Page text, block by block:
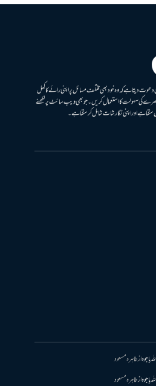
دعوت دیتا ہے کہ وہ خود بھی مختلف مسائل پر اپنی رائے کا کھل
کی سہولت کا استعمال کریں۔ جو بھی ویب سائٹ پر لکھنے
سکتا ہے اور اپنی نگارشات شامل کرسکتا ہے۔
باجوہازطاہرہ مسعود
باجوہازطاہرہ مسعود